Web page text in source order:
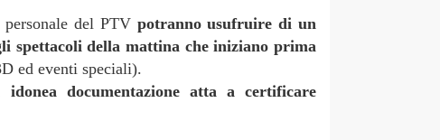
del PTV potranno usufruire di un
spettacoli della mattina che iniziano prima
ed eventi speciali).
documentazione atta a certificare